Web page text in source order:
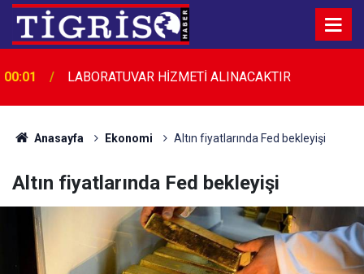
00:01 LABORATUVAR HİZMETİ ALINACAKTIR
Anasayfa Ekonomi Altın fiyatlarında Fed bekleyişi
Altın fiyatlarında Fed bekleyişi